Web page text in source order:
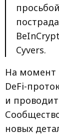
Cyvers.
На момент
DeFi-
и
новых